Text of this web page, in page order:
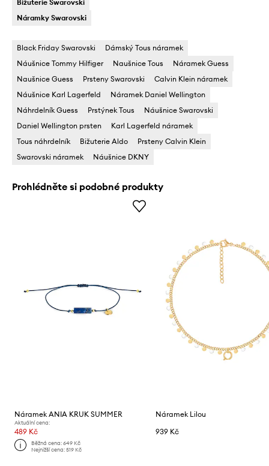
Bižuterie Swarovski
Náramky Swarovski
Black Friday Swarovski
Dámský Tous náramek
Náušnice Tommy Hilfiger
Naušnice Tous
Náramek Guess
Naušnice Guess
Prsteny Swarovski
Calvin Klein náramek
Náušnice Karl Lagerfeld
Náramek Daniel Wellington
Náhrdelník Guess
Prstýnek Tous
Náušnice Swarovski
Daniel Wellington prsten
Karl Lagerfeld náramek
Tous náhrdelník
Bižuterie Aldo
Prsteny Calvin Klein
Swarovski náramek
Náušnice DKNY
Prohlédněte si podobné produkty
Náramek ANIA KRUK SUMMER
Aktuální cena:
489 Kč
Běžná cena:649 Kč
Nejnižší cena:519 Kč
Náramek Lilou
939 Kč